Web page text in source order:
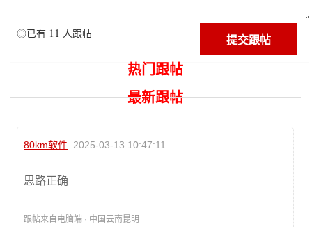
◎已有 11 人跟帖
热门跟帖
最新跟帖
80km软件 2025-03-13 10:47:11
思路正确
跟帖来自电脑端 · 中国云南昆明